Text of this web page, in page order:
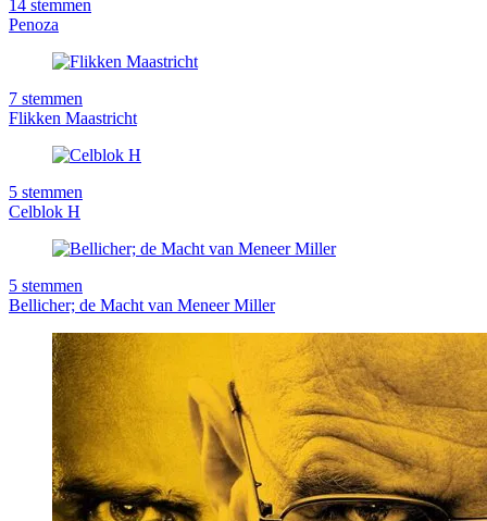
14 stemmen
Penoza
7 stemmen
Flikken Maastricht
5 stemmen
Celblok H
5 stemmen
Bellicher; de Macht van Meneer Miller